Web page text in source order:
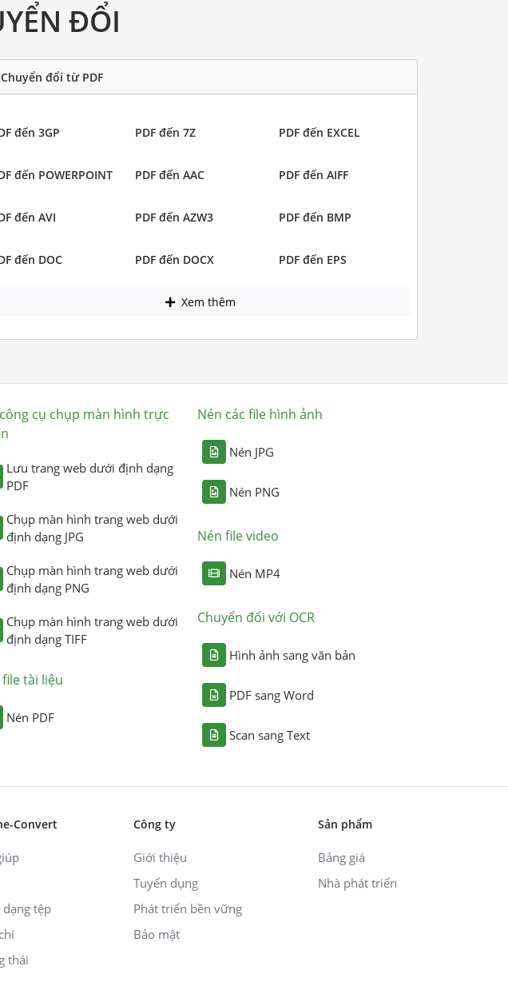
ĐỔI
Chuyển đổi từ PDF
đến 3GP PDF đến 7Z PDF đến EXCEL
đến POWERPOINT PDF đến AAC PDF đến AIFF
đến AVI PDF đến AZW3 PDF đến BMP
đến DOC PDF đến DOCX PDF đến EPS
Xem thêm
cụ chụp màn hình trực
Lưu trang web dưới định dạng
PDF
Chụp màn hình trang web dưới
định dạng JPG
Chụp màn hình trang web dưới
định dạng PNG
Chụp màn hình trang web dưới
định dạng TIFF
tài liệu
Nén PDF
Nén các file hình ảnh
Nén JPG
Nén PNG
Nén file video
Nén MP4
Chuyển đổi với OCR
Hình ảnh sang văn bản
PDF sang Word
Scan sang Text
Convert
tệp
thái
Công ty
Giới thiệu
Tuyển dụng
Phát triển bền vững
Bảo mật
Sản phẩm
Bảng giá
Nhà phát triển